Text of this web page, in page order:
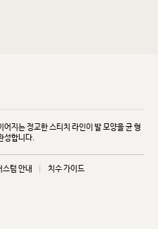
지는 정교한 스티치 라인이 발 모양을 균형
성합니다.
스텀 안내 치수 가이드